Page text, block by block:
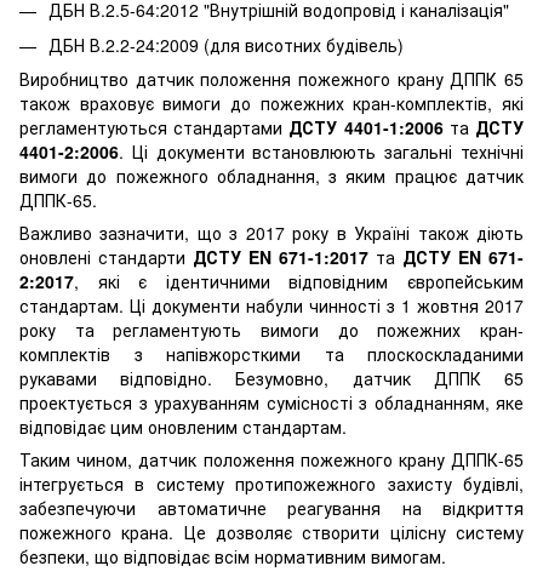
ДБН В.2.5-64:2012 "Внутрішній водопровід і каналізація"
ДБН В.2.2-24:2009 (для висотних будівель)
Виробництво датчик положення пожежного крану ДППК 65
також враховує вимоги до пожежних кран-комплектів, які
регламентуються стандартами ДСТУ 4401-1:2006та ДСТУ
4401-2:2006. Ці документи встановлюють загальні технічні
вимоги до пожежного обладнання, з яким працює датчик
ДППК-65.
Важливо зазначити, що з 2017 року в Україні також діють
оновлені стандарти ДСТУ EN 671-1:2017 та ДСТУ EN 671-
2:2017, які є ідентичними відповідним європейським
стандартам. Ці документи набули чинності з 1 жовтня 2017
року та регламентують вимоги до пожежних кран-
комплектів з напівжорсткими та плоскоскладаними
рукавами відповідно. Безумовно, датчик ДППК 65
проектується з урахуванням сумісності з обладнанням, яке
відповідає цим оновленим стандартам.
Таким чином, датчик положення пожежного крану ДППК-65
інтегрується в систему протипожежного захисту будівлі,
забезпечуючи автоматичне реагування на відкриття
пожежного крана. Це дозволяє створити цілісну систему
безпеки, що відповідає всім нормативним вимогам.